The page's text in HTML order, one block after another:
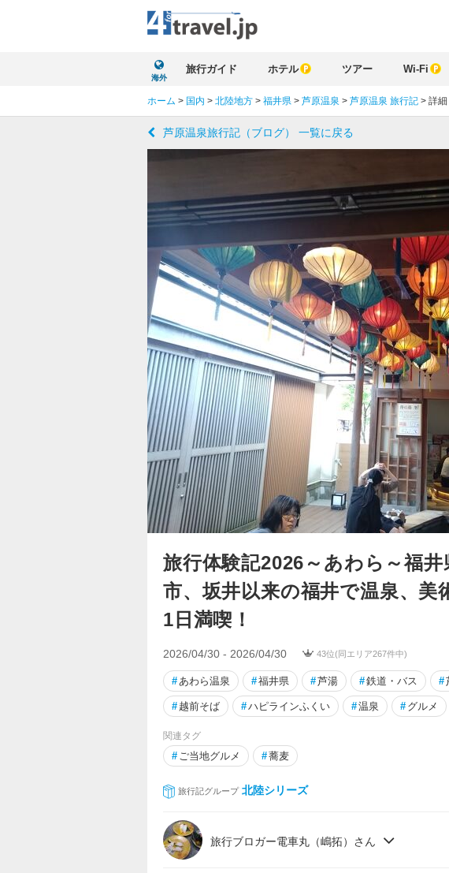
海外
旅行ガイド ホテル ツアー Wi-Fi
ホーム > 国内 > 北陸地方 > 福井県 > 芦原温泉 > 芦原温泉 旅行記 > 詳細
芦原温泉旅行記（ブログ） 一覧に戻る
旅行体験記2026～あわら～福
市、坂井以来の福井で温泉、美
1日満喫！
2026/04/30 - 2026/04/30 43位(同エリア267件中)
#あわら温泉 #福井県 #芦湯 #鉄道・バス #
# 越前そば #ハピラインふくい #温泉 # グルメ
関連タグ
# ご当地グルメ #蕎麦
旅行記グループ 北陸シリーズ
旅行ブロガー電車丸（嶋拓）さん